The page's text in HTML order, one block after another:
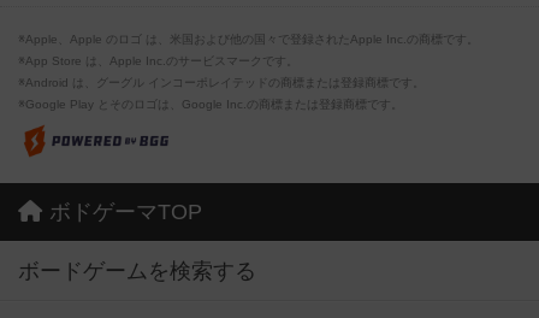
※Apple、Apple のロゴ は、米国および他の国々で登録されたApple Inc.の商標です。
※App Store は、Apple Inc.のサービスマークです。
※Android は、グーグル インコーポレイテッドの商標または登録商標です。
※Google Play とそのロゴは、Google Inc.の商標または登録商標です。
ボドゲーマTOP
ボードゲームを検索する